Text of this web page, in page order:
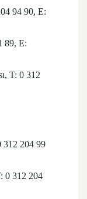
94 90, E:
89, E:
T: 0 312
204 99
0 312 204